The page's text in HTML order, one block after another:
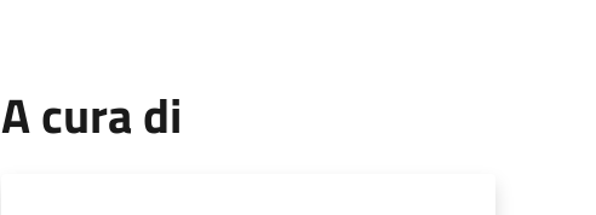
A cura di